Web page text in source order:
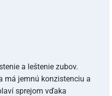
a leštenie zubov.
má jemnú konzistenciu a
sprejom vďaka